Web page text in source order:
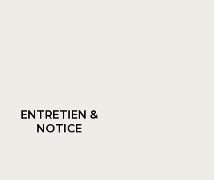
ENTRETIEN &
NOTICE